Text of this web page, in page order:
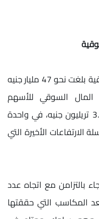
تكبدت البورصة المصرية خسائر سوقية بلغت نحو 47 مليار جنيه
المال السوقي للأسهم
المقيدة ويغلق عند مستوى 3.782 تريليون جنيه، في واحدة
الارتفاعات الأخيرة التي
بالتزامن مع اتجاه عدد
المكاسب التي حققتها